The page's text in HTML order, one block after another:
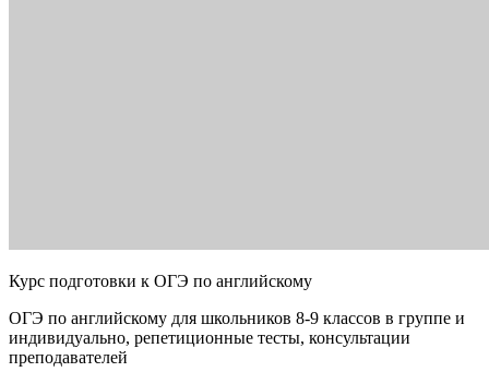
Курс подготовки к ОГЭ по английскому
ОГЭ по английскому для школьников 8-9 классов в группе и
индивидуально, репетиционные тесты, консультации
преподавателей